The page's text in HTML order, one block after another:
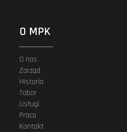
O MPK
O nas
Zarząd
Historia
Tabor
Usługi
Praca
Kontakt